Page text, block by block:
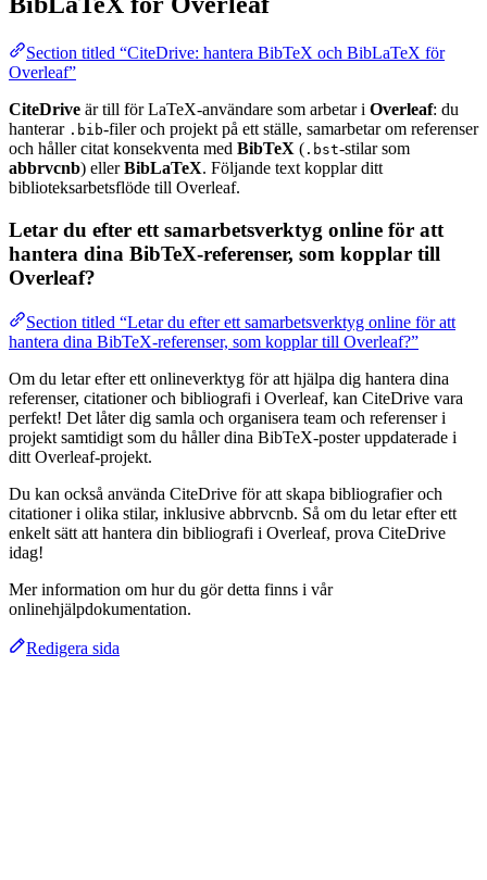
Section titled “CiteDrive: hantera BibTeX och BibLaTeX för
Overleaf”
CiteDrive är till för LaTeX-användare som arbetar i Overleaf: du
hanterar .bib-filer och projekt på ett ställe, samarbetar om referenser
och håller citat konsekventa med BibTeX ( .bst-stilar som
abbrvcnb) ellerBibLaTeX. Följande text kopplar ditt
biblioteksarbetsflöde till Overleaf.
Letar du efter ett samarbetsverktyg online för att
hantera dina BibTeX-referenser, som kopplar till
Overleaf?
Section titled “Letar du efter ett samarbetsverktyg online för att
hantera dina BibTeX-referenser, som kopplar till Overleaf?”
Om du letar efter ett onlineverktyg för att hjälpa dig hantera dina
referenser, citationer och bibliografi i Overleaf, kan CiteDrive vara
perfekt! Det låter dig samla och organisera team och referenser i
projekt samtidigt som du håller dina BibTeX-poster uppdaterade i
ditt Overleaf-projekt.
Du kan också använda CiteDrive för att skapa bibliografier och
citationer i olika stilar, inklusive abbrvcnb. Så om du letar efter ett
enkelt sätt att hantera din bibliografi i Overleaf, prova CiteDrive
idag!
Mer information om hur du gör detta finns i vår
onlinehjälpdokumentation.
Redigera sida